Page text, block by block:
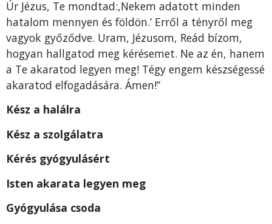
Úr Jézus, Te mondtad:,Nekem adatott minden
hatalom mennyen és földön.’ Erről a tényről meg
vagyok győződve. Uram, Jézusom, Reád bízom,
hogyan hallgatod meg kérésemet. Ne az én, hanem
a Te akaratod legyen meg! Tégy engem készségessé
akaratod elfogadására. Ámen!”
Kész a halálra
Kész a szolgálatra
Kérés gyó­gyulásért
Isten akarata legyen meg
Gyógyulása csoda